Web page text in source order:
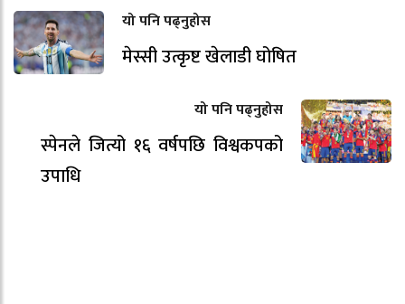
यो पनि पढ्नुहोस
मेस्सी उत्कृष्ट खेलाडी घोषित
यो पनि पढ्नुहोस
स्पेनले जित्यो १६ वर्षपछि विश्वकपको
उपाधि